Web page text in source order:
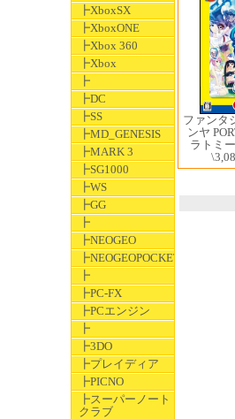
┣XboxSX
┣XboxONE
┣Xbox 360
┣Xbox
┣
┣DC
┣SS
┣MD_GENESIS
┣MARK 3
┣SG1000
┣WS
┣GG
┣
┣NEOGEO
┣NEOGEOPOCKET
┣
┣PC-FX
┣PCエンジン
┣
┣3DO
┣プレイディア
┣PICNO
┣スーパーノート
クラブ
ファンタ
ンヤ
ラトミ